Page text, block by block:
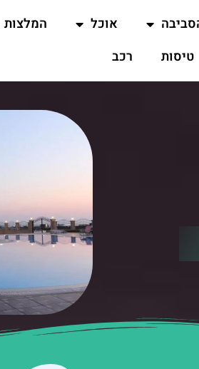
אוכל המלצות
טיסות
רכב